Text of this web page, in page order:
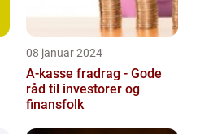
08 januar 2024
A-kasse fradrag - Gode
råd til investorer og
finansfolk